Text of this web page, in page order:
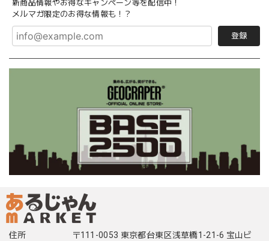
新商品情報やお得なキャンペーン等を配信中！
メルマガ限定のお得な情報も！？
登録
住所
〒111-0053 東京都台東区浅草橋1-21-6 宝山ビ